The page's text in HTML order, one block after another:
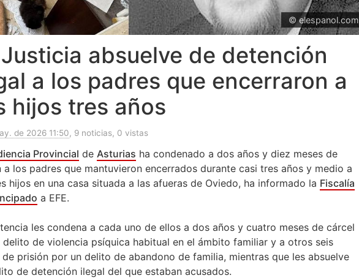
© elespanol.com
absuelve de detención
a los padres que encerraron a
hijos tres años
de 2026 11:50, 9 noticias, 0 vistas
Provincial de Asturias ha condenado a dos años y diez meses de
a los padres que mantuvieron encerrados durante casi tres años y medio a
hijos en una casa situada a las afueras de Oviedo, ha informado la Fiscalía
a EFE.
les condena a cada uno de ellos a dos años y cuatro meses de cárcel
delito de violencia psíquica habitual en el ámbito familiar y a otros seis
de prisión por un delito de abandono de familia, mientras que les absuelve
de detención ilegal del que estaban acusados.